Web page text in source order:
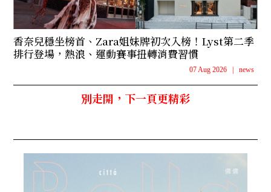
香奈兒穩坐榜首、Zara姐妹牌初次入榜！Lyst第二季
排行登場，熱浪、運動賽事扭轉消費習慣
07 Aug 2026 news
別走開，下一頁更精彩